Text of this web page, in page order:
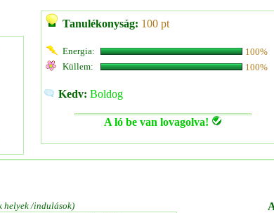
Tanulékonyság: 100 pt
Energia:
100%
Küllem:
100%
Kedv: Boldog
A ló be van lovagolva!
helyek /indulások)